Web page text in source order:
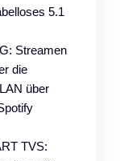
5.1
Streamen
die
über
TVS: